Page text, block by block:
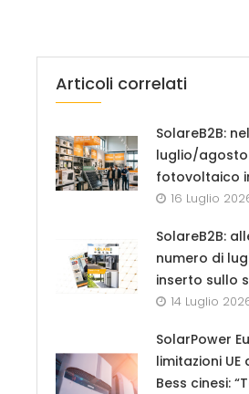
Articoli correlati
SolareB2B:
luglio/
fotovoltaico
16 Luglio
SolareB2B:
numero di
inserto sullo
14 Luglio
SolarPower
limitazioni UE
Bess cinesi: